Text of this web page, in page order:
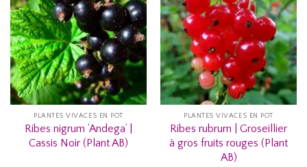
AJOUTER
À MA
LISTE
D’ENVIES...
PLANTES VIVACES EN POT
Ribes nigrum ‘Andega’ |
Cassis Noir (Plant AB)
AJOUTER
À MA
D’ENVIES...
PLANTES VIVACES EN POT
Ribes rubrum | Groseillier
à gros fruits rouges (Plant
AB)